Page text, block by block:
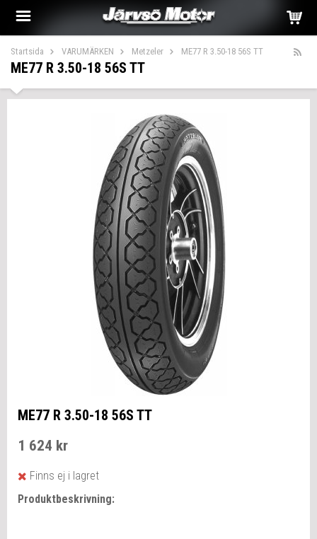
Startsida VARUMÄRKEN Metzeler ME77 R 3.50-18 56S TT
ME77 R 3.50-18 56S TT
ME77 R 3.50-18 56S TT
1 624 kr
Finns ej i lagret
Produktbeskrivning: